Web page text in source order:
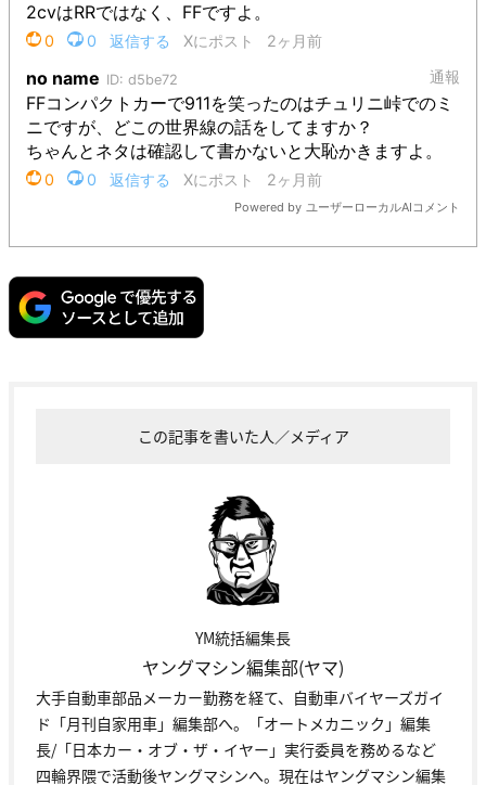
この記事を書いた人／メディア
YM統括編集長
ヤングマシン編集部(ヤマ)
大手自動車部品メーカー勤務を経て、自動車バイヤーズガイ
ド「月刊自家用車」編集部へ。「オートメカニック」編集
長/「日本カー・オブ・ザ・イヤー」実行委員を務めるなど
四輪界隈で活動後ヤングマシンへ。現在はヤングマシン編集